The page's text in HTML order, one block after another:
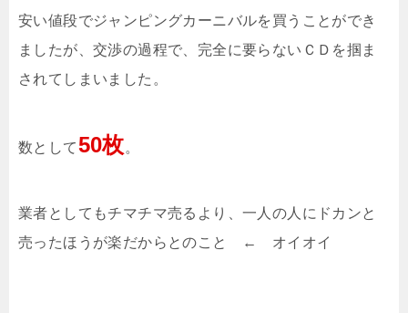
安い値段でジャンピングカーニバルを買うことができ
ましたが、交渉の過程で、完全に要らないＣＤを掴ま
されてしまいました。
数として50枚。
業者としてもチマチマ売るより、一人の人にドカンと
売ったほうが楽だからとのこと ← オイオイ